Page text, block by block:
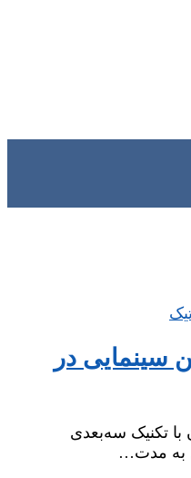
سینمایی در
با تکنیک سه‌بعدی
به مدت…